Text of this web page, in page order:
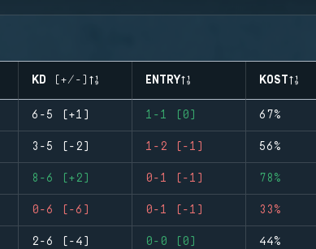
KD (+/-) ENTRY KOST
6-5 (+1) 1-1 (0) 67%
3-5 (-2) 1-2 (-1) 56%
8-6 (+2) 0-1 (-1) 78%
0-6 (-6) 0-1 (-1) 33%
2-6 (-4) 0-0 (0) 44%